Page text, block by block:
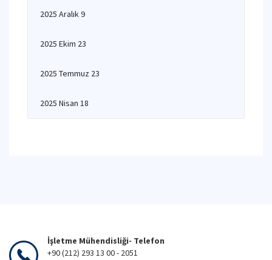
2025 Aralık 9
2025 Ekim 23
2025 Temmuz 23
2025 Nisan 18
İşletme Mühendisliği- Telefon
+90 (212) 293 13 00 - 2051